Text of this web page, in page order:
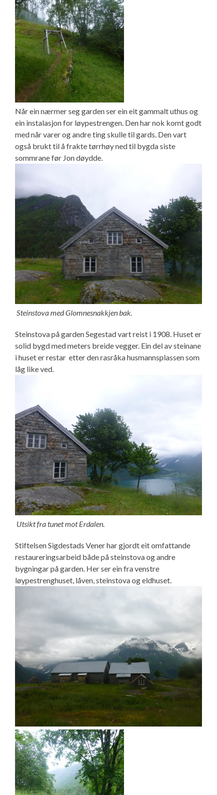
Når ein nærmer seg garden ser ein eit gammalt uthus og
ein instalasjon for løypestrengen. Den har nok komt godt
med når varer og andre ting skulle til gards. Den vart
også brukt til å frakte tørrhøy ned til bygda siste
sommrane før Jon døydde.
Steinstova med Glomnesnakkjen bak.
Steinstova på garden Segestad vart reist i 1908. Huset er
solid bygd med meters breide vegger. Ein del av steinane
i huset er restar etter den rasråka husmannsplassen som
låg like ved.
Utsikt fra tunet mot Erdalen.
Stiftelsen Sigdestads Vener har gjordt eit omfattande
restaureringsarbeid både på steinstova og andre
bygningar på garden. Her ser ein fra venstre
løypestrenghuset, låven, steinstova og eldhuset.